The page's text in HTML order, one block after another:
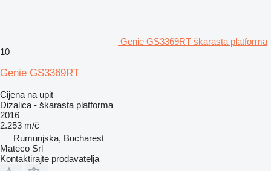
Genie GS3369RT škarasta platforma
10
Genie GS3369RT
Cijena na upit
Dizalica - škarasta platforma
2016
2.253 m/č
Rumunjska, Bucharest
Mateco Srl
Kontaktirajte prodavatelja